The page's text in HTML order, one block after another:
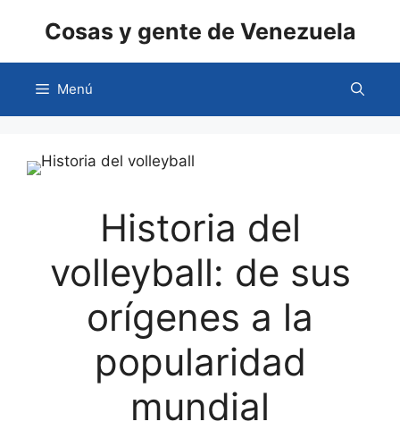
Cosas y gente de Venezuela
Menú
Historia del
volleyball: de sus
orígenes a la
popularidad
mundial